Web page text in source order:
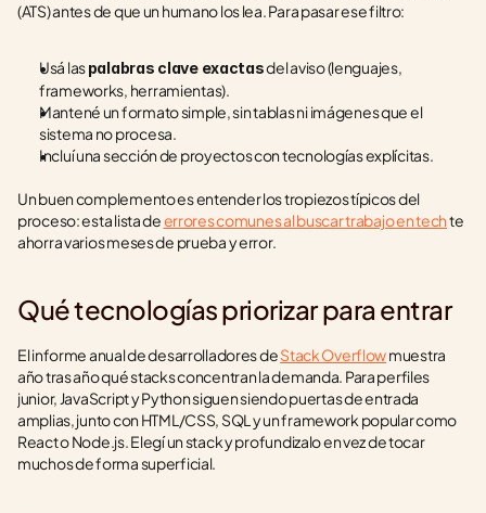
(ATS) antes de que un humano los lea. Para pasar ese filtro:
Usá las palabras clave exactas del aviso (lenguajes,
frameworks, herramientas).
Mantené un formato simple, sin tablas ni imágenes que el
sistema no procesa.
Incluí una sección de proyectos con tecnologías explícitas.
Un buen complemento es entender los tropiezos típicos del
proceso: esta lista de errores comunes al buscar trabajo en tech te
ahorra varios meses de prueba y error.
Qué tecnologías priorizar para entrar
El informe anual de desarrolladores de Stack Overflow muestra
año tras año qué stacks concentran la demanda. Para perfiles
junior, JavaScript y Python siguen siendo puertas de entrada
amplias, junto con HTML/CSS, SQL y un framework popular como
React o Node.js. Elegí un stack y profundizalo en vez de tocar
muchos de forma superficial.